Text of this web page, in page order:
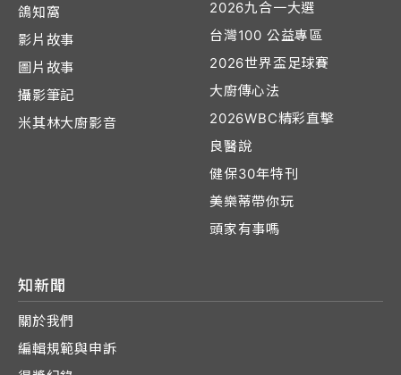
鴿知窩
影片故事
圖片故事
攝影筆記
米其林大廚影音
2026九合一大選
台灣100 公益專區
2026世界盃足球賽
大廚傳心法
2026WBC精彩直擊
良醫說
健保30年特刊
美樂蒂帶你玩
頭家有事嗎
知新聞
關於我們
編輯規範與申訴